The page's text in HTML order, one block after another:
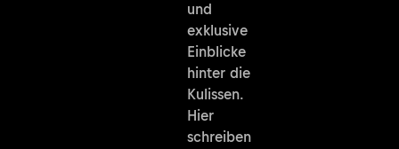
und
exklusive
Einblicke
hinter die
Kulissen.
Hier
schreiben